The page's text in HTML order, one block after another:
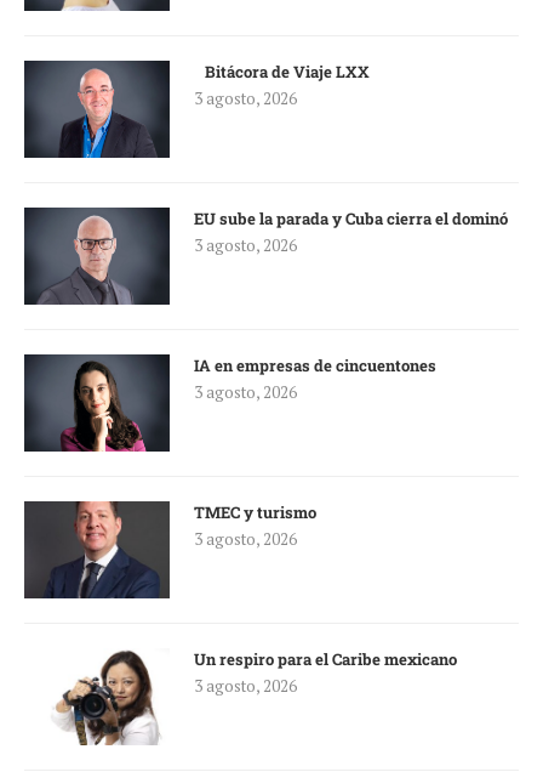
Bitácora de Viaje LXX
3 agosto, 2026
EU sube la parada y Cuba cierra el dominó
3 agosto, 2026
IA en empresas de cincuentones
3 agosto, 2026
TMEC y turismo
3 agosto, 2026
Un respiro para el Caribe mexicano
3 agosto, 2026